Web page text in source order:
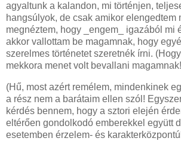
agyaltunk a kalandon, mi történjen,
hangsúlyok, de csak amikor elengedtem
megnéztem, hogy _engem_ igazából mi
akkor vallottam be magamnak, hogy
szerelmes történetet szeretnék írni.
mekkora menet volt bevallani
(Hű, most azért remélem, mindenkinek
a rész nem a barátaim ellen szól!
kérdés bennem, hogy a sztori elején
eltérően gondolkodó emberekkel együtt
esetemben érzelem- és